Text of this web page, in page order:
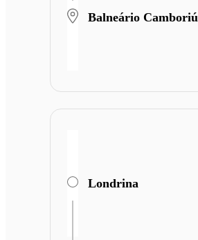
Balneário Camboriú
Londrina